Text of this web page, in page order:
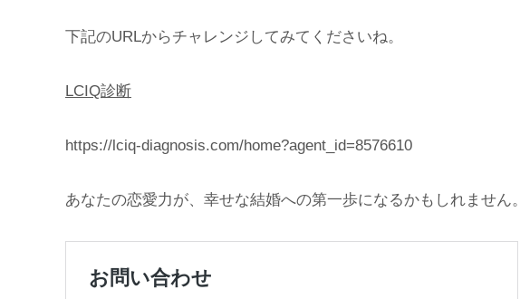
下記のURLからチャレンジしてみてくださいね。
LCIQ診断
https://lciq-diagnosis.com/home?agent_id=8576610
あなたの恋愛力が、幸せな結婚への第一歩になるかもしれません。